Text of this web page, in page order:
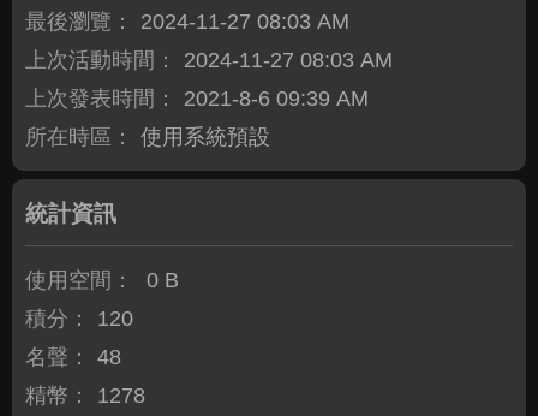
最後瀏覽：
2024-11-27 08:03 AM
上次活動時間：
2024-11-27 08:03 AM
上次發表時間：
2021-8-6 09:39 AM
所在時區：
使用系統預設
統計資訊
使用空間：
0 B
積分：
120
名聲：
48
精幣：
1278